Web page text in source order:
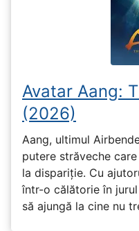
Avatar Aang:
(2026)
Aang, ultimul
putere străveche
la dispariție. Cu
într-o călătorie în
să ajungă la cine nu